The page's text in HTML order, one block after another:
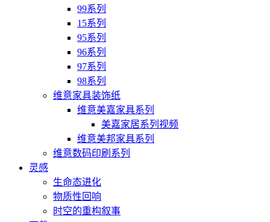
99系列
15系列
95系列
96系列
97系列
98系列
维意家具装饰纸
维意美嘉家具系列
美嘉家居系列视频
维意美邦家具系列
维意数码印刷系列
灵感
生命态进化
物质性回响
时空的重构叙事